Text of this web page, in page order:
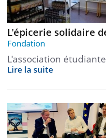
L'épicerie solidaire
Fondation
L'association
Lire la suite